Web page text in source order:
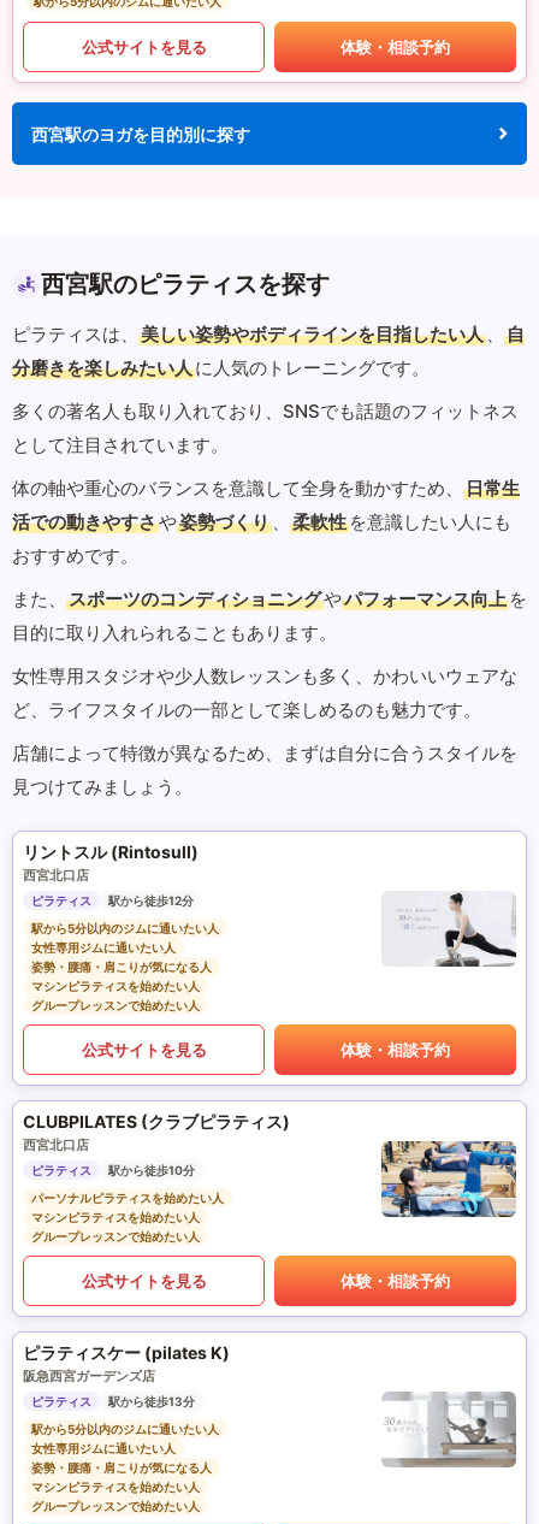
公式サイトを見る 体験・相談予約
西宮駅のヨガを目的別に探す
西宮駅のピラティスを探す
ピラティスは、 美しい姿勢やボディラインを目指したい人 、
自
分磨きを楽しみたい人に人気のトレーニングです。
多くの著名人も取り入れており、SNSでも話題のフィットネス
として注目されています。
体の軸や重心のバランスを意識して全身を動かすため、
日常生
活での動きやすさや姿勢づくり 、 柔軟性 を意識したい人にも
おすすめです。
また、
スポーツのコンディショニングやパフォーマンス向上 を
目的に取り入れられることもあります。
女性専用スタジオや少人数レッスンも多く、かわいいウェアな
ど、ライフスタイルの一部として楽しめるのも魅力です。
店舗によって特徴が異なるため、まずは自分に合うスタイルを
見つけてみましょう。
リントスル (Rintosull)
西宮北口店
ピラティス
駅から徒歩12分
駅から5分以内のジムに通いたい人
女性専用ジムに通いたい人
姿勢・腰痛・肩こりが気になる人
マシンピラティスを始めたい人
グループレッスンで始めたい人
公式サイトを見る 体験・相談予約
CLUBPILATES (クラブピラティス)
西宮北口店
ピラティス
駅から徒歩10分
パーソナルピラティスを始めたい人
マシンピラティスを始めたい人
グループレッスンで始めたい人
公式サイトを見る 体験・相談予約
ピラティスケー (pilates K)
阪急西宮ガーデンズ店
ピラティス
駅から徒歩13分
駅から5分以内のジムに通いたい人
女性専用ジムに通いたい人
姿勢・腰痛・肩こりが気になる人
マシンピラティスを始めたい人
グループレッスンで始めたい人